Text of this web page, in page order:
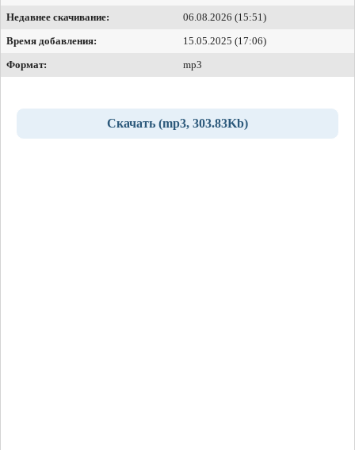
Недавнее скачивание:
06.08.2026 (15:51)
Время добавления:
15.05.2025 (17:06)
Формат:
mp3
Скачать (mp3, 303.83Kb)